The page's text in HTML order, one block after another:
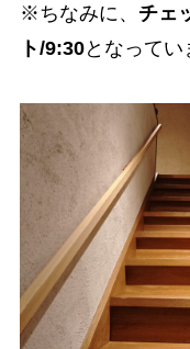
※ちなみに、 チェ
ト/9:30となってい